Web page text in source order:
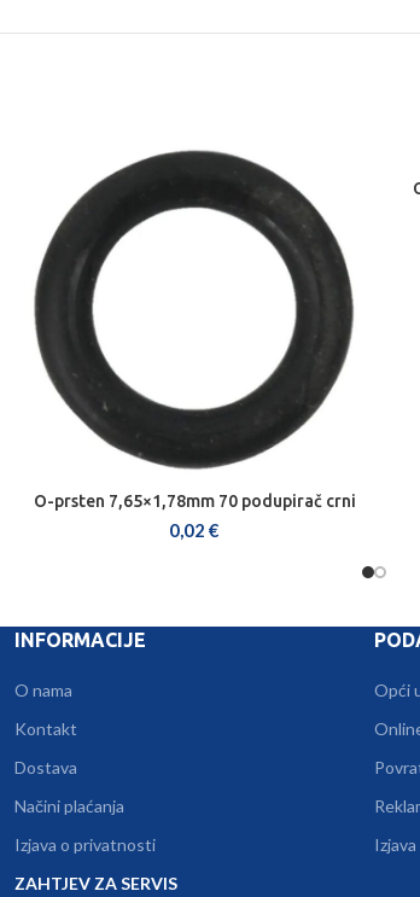
DODAJ U KOŠARICU
O-prsten 7,65×1,78mm 70 podupirač crni
0,02 €
INFORMACIJE
O nama
Kontakt
Dostava
Načini plaćanja
Izjava o privatnosti
ZAHTJEV ZA SERVIS
Opći